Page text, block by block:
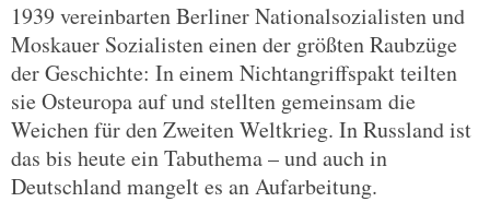
1939 vereinbarten Berliner Nationalsozialisten und
Moskauer Sozialisten einen der größten Raubzüge
der Geschichte: In einem Nichtangriffspakt teilten
sie Osteuropa auf und stellten gemeinsam die
Weichen für den Zweiten Weltkrieg. In Russland ist
das bis heute ein Tabuthema – und auch in
Deutschland mangelt es an Aufarbeitung.